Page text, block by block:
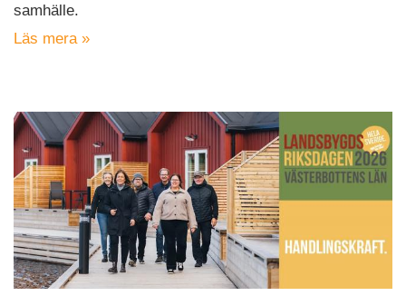
samhälle.
Läs mera »